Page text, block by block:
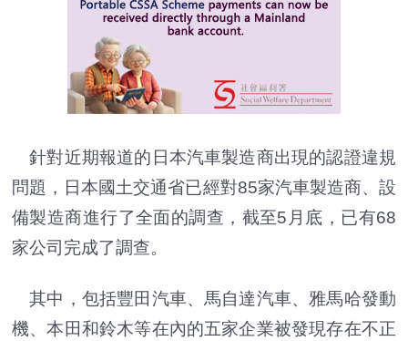
針對近期報道的日本汽車製造商出現的認證違規
問題，日本國土交通省已經對85家汽車製造商、設
備製造商進行了全面的調查，截至5月底，已有68
家公司完成了調查。
其中，包括豐田汽車、馬自達汽車、雅馬哈發動
機、本田和鈴木等在內的五家企業被發現存在不正